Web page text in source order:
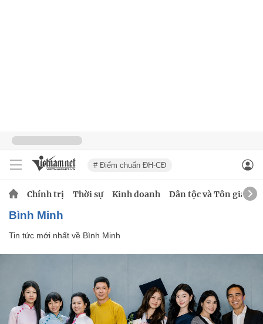
# Điểm chuẩn ĐH-CĐ
Chính trị Thời sự Kinh doanh Dân tộc và Tôn giáo
Bình Minh
Tin tức mới nhất về Bình Minh